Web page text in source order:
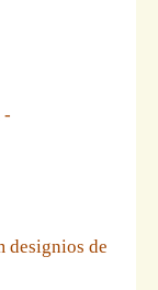
-
designios de